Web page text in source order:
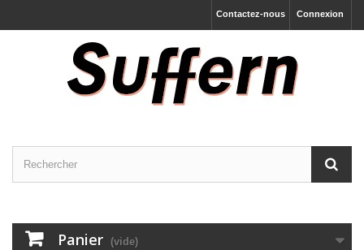
Connexion
Contactez-nous
Panier (vide)